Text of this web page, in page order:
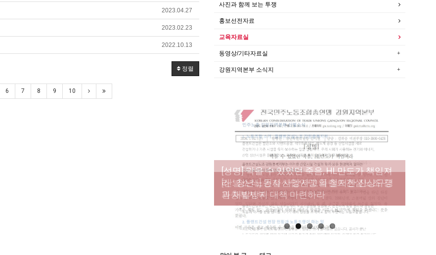
2023.04.27
2023.02.23
2022.10.13
정렬
6 7 8 9 10
사진과 함께 보는 투쟁
홍보선전자료
교육자료실
동영상/기타자료실
강원지역본부 소식지
[성명] 막을 수 있었던 죽음, HL만도가 책임져
라 : 청년노동자 사망사고의 철저한 진상규명
과 재발방지 대책 마련하라
[산별소식] 건설산업연맹 플랜트건설노조 강
원충북지부
[강릉,속초,원주,춘천] 폭염감시단 사업 이모저
모
[조합원☆인터뷰] 서비스연맹 전국학교비정
규직노동조합 강원지부 김유미 춘천지회장
[본부소식] 강원지역 노동자 합창단 모임